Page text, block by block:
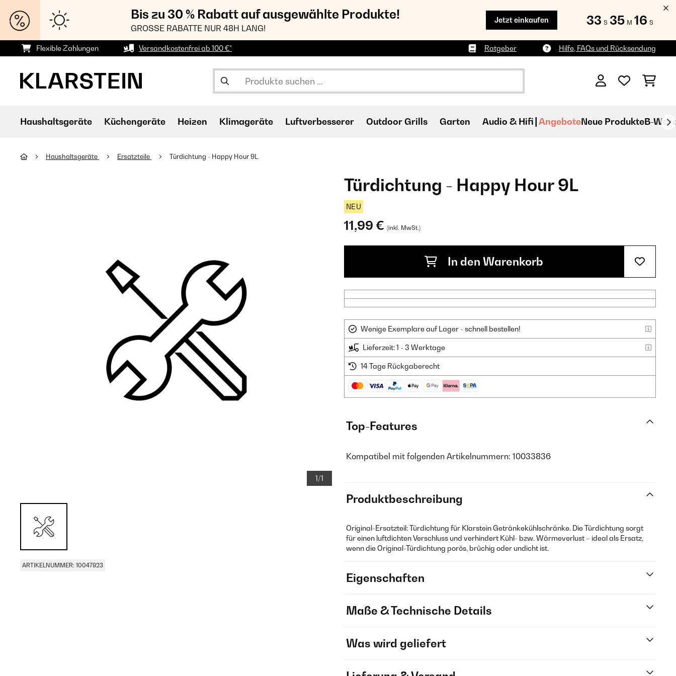
Bis zu 30 % Rabatt auf ausgewählte Produkte!
GROSSE RABATTE NUR 48H LANG!
Jetzt einkaufen 33 S 35 M 15 S
Flexible Zahlungen Versandkostenfrei ab 100 €* Ratgeber Hilfe, FAQs und Rücksendung
Haushaltsgeräte Küchengeräte Heizen Klimageräte Luftverbesserer Outdoor Grills Garten Audio & Hifi AngeboteNeue ProdukteB-
Haushaltsgeräte Ersatzteile Türdichtung - Happy Hour 9L
1/1
ARTIKELNUMMER: 10047923
Türdichtung - Happy Hour 9L
NEU
11,99 € (inkl. MwSt.)
In den Warenkorb
Wenige Exemplare auf Lager - schnell bestellen!
Lieferzeit: 1 - 3 Werktage
14 Tage Rückgaberecht
Top-Features
Kompatibel mit folgenden Artikelnummern: 10033836
Produktbeschreibung
Original-Ersatzteil: Türdichtung für Klarstein Getränkekühlschränke. Die Türdichtung sorgt
für einen luftdichten Verschluss und verhindert Kühl- bzw. Wärmeverlust – ideal als Ersatz,
wenn die Original-Türdichtung porös, brüchig oder undicht ist.
Eigenschaften
Maße & Technische Details
Was wird geliefert